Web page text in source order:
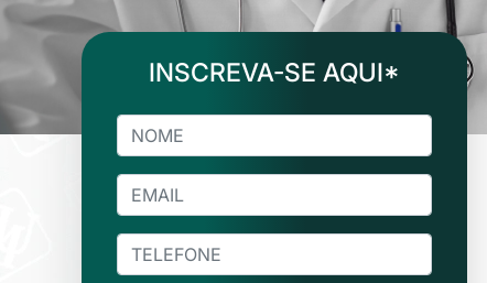
INSCREVA-SE AQUI*